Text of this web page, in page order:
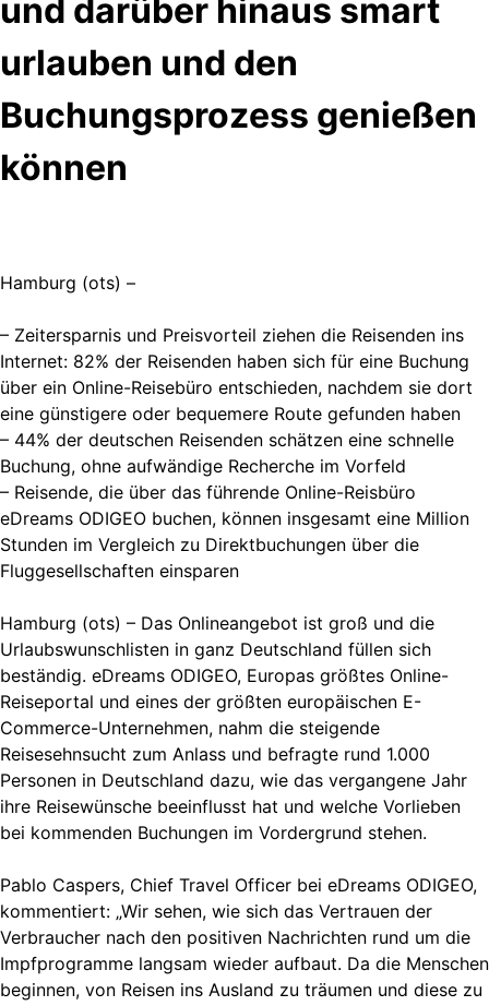
und darüber hinaus smart
urlauben und den
Buchungsprozess genießen
können
Hamburg (ots) –
– Zeitersparnis und Preisvorteil ziehen die Reisenden ins
Internet: 82% der Reisenden haben sich für eine Buchung
über ein Online-Reisebüro entschieden, nachdem sie dort
eine günstigere oder bequemere Route gefunden haben
– 44% der deutschen Reisenden schätzen eine schnelle
Buchung, ohne aufwändige Recherche im Vorfeld
– Reisende, die über das führende Online-Reisbüro
eDreams ODIGEO buchen, können insgesamt eine Million
Stunden im Vergleich zu Direktbuchungen über die
Fluggesellschaften einsparen
Hamburg (ots) – Das Onlineangebot ist groß und die
Urlaubswunschlisten in ganz Deutschland füllen sich
beständig. eDreams ODIGEO, Europas größtes Online-
Reiseportal und eines der größten europäischen E-
Commerce-Unternehmen, nahm die steigende
Reisesehnsucht zum Anlass und befragte rund 1.000
Personen in Deutschland dazu, wie das vergangene Jahr
ihre Reisewünsche beeinflusst hat und welche Vorlieben
bei kommenden Buchungen im Vordergrund stehen.
Pablo Caspers, Chief Travel Officer bei eDreams ODIGEO,
kommentiert: „Wir sehen, wie sich das Vertrauen der
Verbraucher nach den positiven Nachrichten rund um die
Impfprogramme langsam wieder aufbaut. Da die Menschen
beginnen, von Reisen ins Ausland zu träumen und diese zu